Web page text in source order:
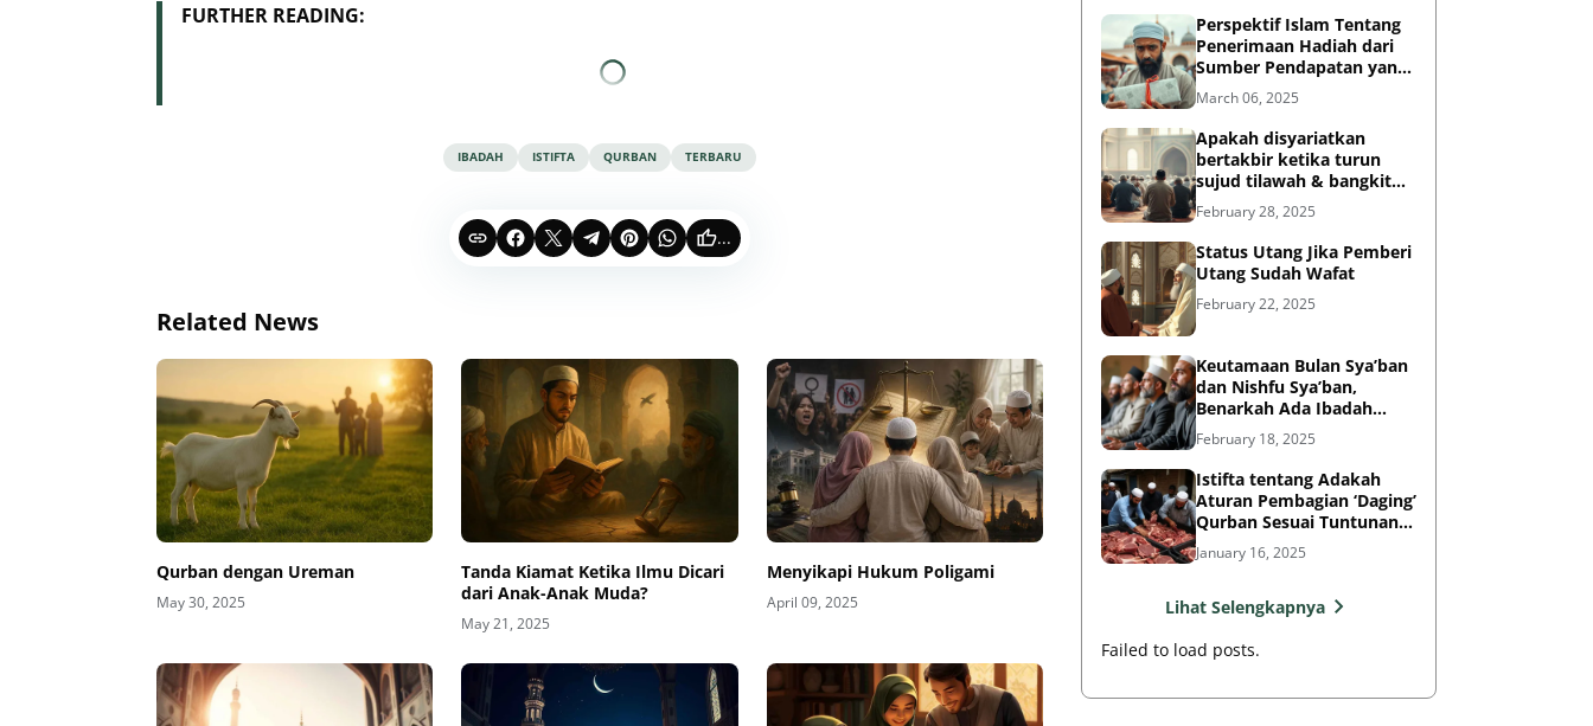
FURTHER READING:
IBADAH ISTIFTA QURBAN TERBARU
...
Related News
Qurban dengan Ureman
May 30, 2025
Tanda Kiamat Ketika Ilmu Dicari
dari Anak-Anak Muda?
May 21, 2025
Menyikapi Hukum Poligami
April 09, 2025
Perspektif Islam Tentang
Penerimaan Hadiah dari
Sumber Pendapatan yang
Tidak Halal
March 06, 2025
Apakah disyariatkan
bertakbir ketika turun
sujud tilawah & bangkit
dari sujud tilawah yang
dilakukan dalam shalat?
February 28, 2025
Status Utang Jika Pemberi
Utang Sudah Wafat
February 22, 2025
Keutamaan Bulan Sya’ban
dan Nishfu Sya’ban,
Benarkah Ada Ibadah
Khusus?
February 18, 2025
Istifta tentang Adakah
Aturan Pembagian ‘Daging’
Qurban Sesuai Tuntunan
Rasulullah?
January 16, 2025
Lihat Selengkapnya
Failed to load posts.